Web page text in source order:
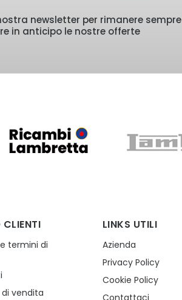
newsletter per rimanere sempre
in anticipo le nostre offerte
CLIENTI
termini di
vendita
LINKS UTILI
Azienda
Privacy Policy
Cookie Policy